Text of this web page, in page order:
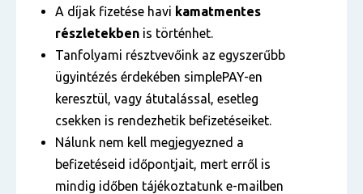
A díjak fizetése havi kamatmentes
részletekben is történhet.
Tanfolyami résztvevőink az egyszerűbb
ügyintézés érdekében simplePAY-en
keresztül, vagy átutalással, esetleg
csekken is rendezhetik befizetéseiket.
Nálunk nem kell megjegyezned a
befizetéseid időpontjait, mert erről is
mindig időben tájékoztatunk e-mailben